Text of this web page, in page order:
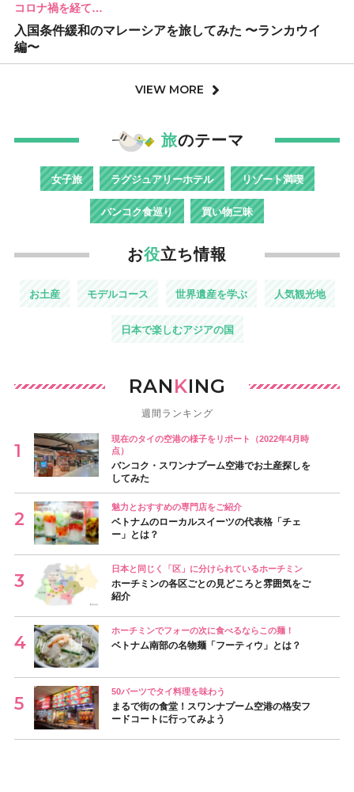
コロナ禍を経て…
入国条件緩和のマレーシアを旅してみた 〜ランカウイ
編〜
VIEW MORE
旅のテーマ
女子旅 ラグジュアリーホテル リゾート満喫
バンコク食巡り 買い物三昧
お役立ち情報
お土産 モデルコース 世界遺産を学ぶ 人気観光地
日本で楽しむアジアの国
RANKING
週間ランキング
現在のタイの空港の様子をリポート（2022年4月時
点）
バンコク・スワンナプーム空港でお土産探しを
してみた
魅力とおすすめの専門店をご紹介
ベトナムのローカルスイーツの代表格「チェ
ー」とは？
日本と同じく「区」に分けられているホーチミン
ホーチミンの各区ごとの見どころと雰囲気をご
紹介
ホーチミンでフォーの次に食べるならこの麺！
ベトナム南部の名物麺「フーティウ」とは？
50バーツでタイ料理を味わう
まるで街の食堂！スワンナプーム空港の格安フ
ードコートに行ってみよう